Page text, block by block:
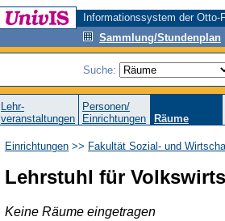
Informationssystem der
Sammlung/Stundenplan
Suche:
Lehr-
veranstaltungen
Personen/
Einrichtungen
Räume
Einrichtungen >> Fakultät Sozial- und
Lehrstuhl für
Keine Räume eingetragen